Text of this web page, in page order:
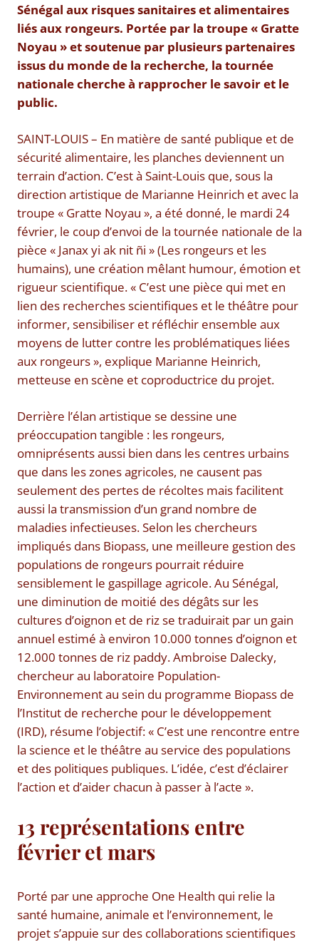
Sénégal aux risques sanitaires et alimentaires
liés aux rongeurs. Portée par la troupe « Gratte
Noyau » et soutenue par plusieurs partenaires
issus du monde de la recherche, la tournée
nationale cherche à rapprocher le savoir et le
public.
SAINT-LOUIS – En matière de santé publique et de
sécurité alimentaire, les planches deviennent un
terrain d’action. C’est à Saint-Louis que, sous la
direction artistique de Marianne Heinrich et avec la
troupe « Gratte Noyau », a été donné, le mardi 24
février, le coup d’envoi de la tournée nationale de la
pièce « Janax yi ak nit ñi » (Les rongeurs et les
humains), une création mêlant humour, émotion et
rigueur scientifique. « C’est une pièce qui met en
lien des recherches scientifiques et le théâtre pour
informer, sensibiliser et réfléchir ensemble aux
moyens de lutter contre les problématiques liées
aux rongeurs », explique Marianne Heinrich,
metteuse en scène et coproductrice du projet.
Derrière l’élan artistique se dessine une
préoccupation tangible : les rongeurs,
omniprésents aussi bien dans les centres urbains
que dans les zones agricoles, ne causent pas
seulement des pertes de récoltes mais facilitent
aussi la transmission d’un grand nombre de
maladies infectieuses. Selon les chercheurs
impliqués dans Biopass, une meilleure gestion des
populations de rongeurs pourrait réduire
sensiblement le gaspillage agricole. Au Sénégal,
une diminution de moitié des dégâts sur les
cultures d’oignon et de riz se traduirait par un gain
annuel estimé à environ 10.000 tonnes d’oignon et
12.000 tonnes de riz paddy. Ambroise Dalecky,
chercheur au laboratoire Population-
Environnement au sein du programme Biopass de
l’Institut de recherche pour le développement
(IRD), résume l’objectif: « C’est une rencontre entre
la science et le théâtre au service des populations
et des politiques publiques. L’idée, c’est d’éclairer
l’action et d’aider chacun à passer à l’acte ».
13 représentations entre
février et mars
Porté par une approche One Health qui relie la
santé humaine, animale et l’environnement, le
projet s’appuie sur des collaborations scientifiques